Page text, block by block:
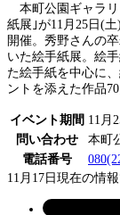
本町公園ギャラリ
紙展｣が11月25日(
開催。秀野さんの
いた絵手紙展。絵
た絵手紙を中心に
ントを添えた作品
イベント期間 11月
問い合わせ
本町
電話番号
11月17日現在の情